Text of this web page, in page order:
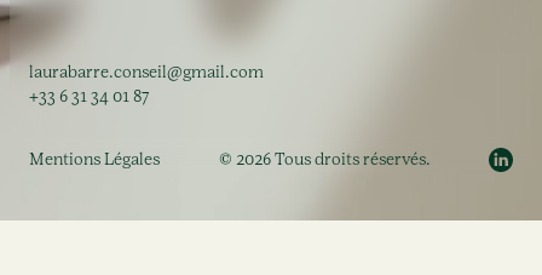
laurabarre.conseil@gmail.com
+33 6 31 34 01 87
Mentions Légales © 2026 Tous droits réservés.